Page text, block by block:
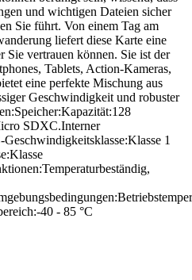
und wichtigen Dateien sicher
Sie führt. Von einem Tag am
liefert diese Karte eine
Sie vertrauen können. Sie ist der
Tablets, Action-Kameras,
eine perfekte Mischung aus
Geschwindigkeit und robuster
SDXC.Interner
1
40 - 85 °C